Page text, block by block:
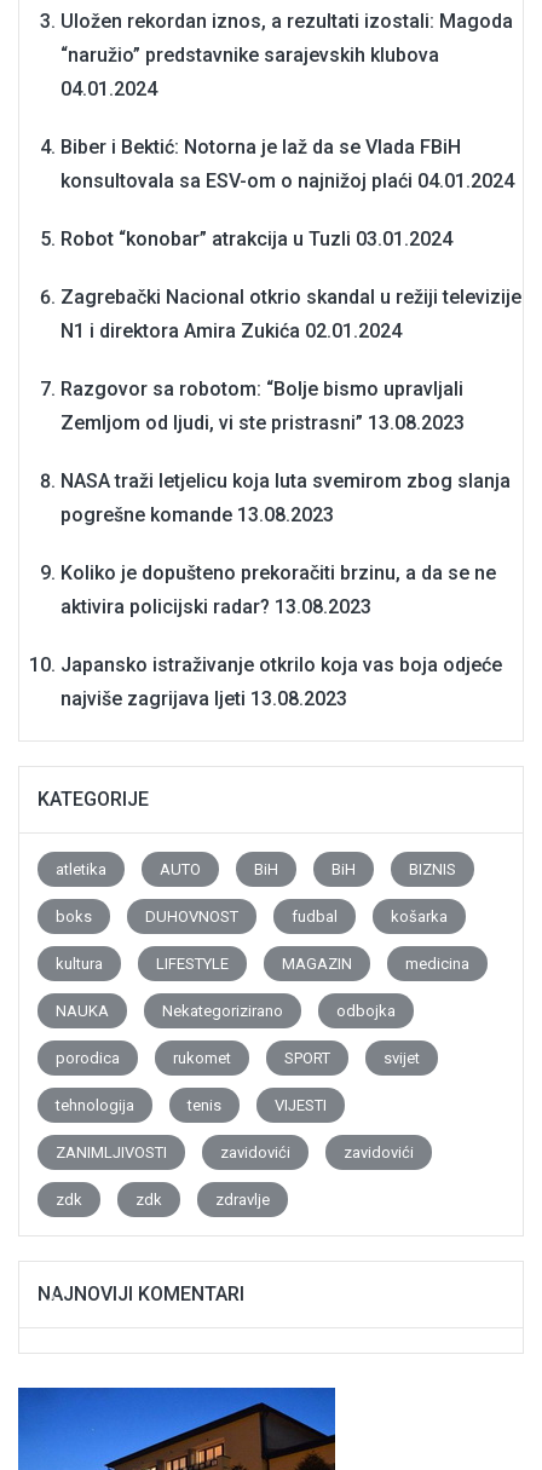
Uložen rekordan iznos, a rezultati izostali: Magoda
“naružio” predstavnike sarajevskih klubova
04.01.2024
Biber i Bektić: Notorna je laž da se Vlada FBiH
konsultovala sa ESV-om o najnižoj plaći 04.01.2024
Robot “konobar” atrakcija u Tuzli 03.01.2024
Zagrebački Nacional otkrio skandal u režiji televizije
N1 i direktora Amira Zukića 02.01.2024
Razgovor sa robotom: “Bolje bismo upravljali
Zemljom od ljudi, vi ste pristrasni” 13.08.2023
NASA traži letjelicu koja luta svemirom zbog slanja
pogrešne komande 13.08.2023
Koliko je dopušteno prekoračiti brzinu, a da se ne
aktivira policijski radar? 13.08.2023
Japansko istraživanje otkrilo koja vas boja odjeće
najviše zagrijava ljeti 13.08.2023
KATEGORIJE
atletika AUTO BiH BiH BIZNIS
boks DUHOVNOST fudbal košarka
kultura LIFESTYLE MAGAZIN medicina
NAUKA Nekategorizirano odbojka
porodica rukomet SPORT svijet
tehnologija tenis VIJESTI
ZANIMLJIVOSTI zavidovići zavidovići
zdk zdk zdravlje
NAJNOVIJI KOMENTARI